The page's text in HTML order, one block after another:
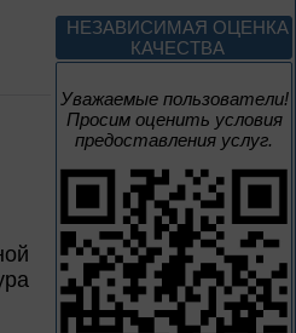
НЕЗАВИСИМАЯ ОЦЕНКА
КАЧЕСТВА
Уважаемые пользователи!
Просим оценить условия
предоставления услуг.
Новые книги – новые
знания
«Военный дневник»
1 – 31 августа
Грани души
К 155-летию со дня рождения
Л. Н. Андреева